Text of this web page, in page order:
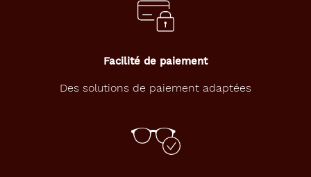
Facilité de paiement
Des solutions de paiement adaptées